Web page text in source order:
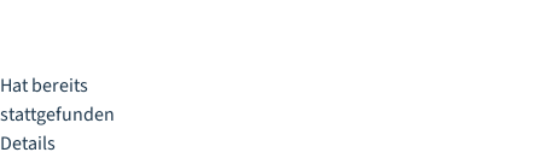
Hat bereits
stattgefunden
Details